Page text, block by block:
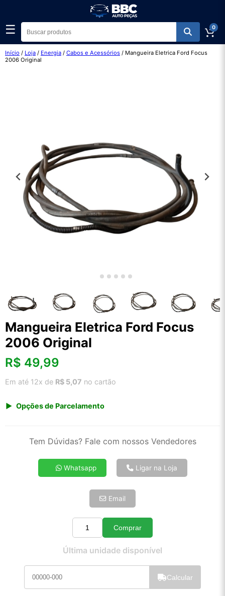
☰ 0
Início / Loja / Energia / Cabos e Acessórios / Mangueira Eletrica Ford Focus
2006 Original
Mangueira Eletrica Ford Focus
2006 Original
R$ 49,99
Em até 12x de R$ 5,07 no cartão
Opções de Parcelamento
2x de R$ 26,90
4x de R$ 13,85
5x de R$ 11,23
Tem Dúvidas? Fale com nossos Vendedores
Whatsapp Ligar na Loja
Email
Quantidade
Comprar
Última unidade disponível
Calcular